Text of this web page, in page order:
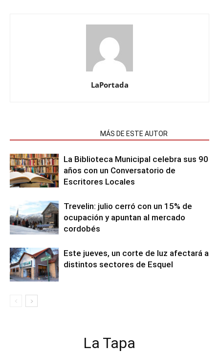
LaPortada
MÁS DE ESTE AUTOR
La Biblioteca Municipal celebra sus 90
años con un Conversatorio de
Escritores Locales
Trevelin: julio cerró con un 15% de
ocupación y apuntan al mercado
cordobés
Este jueves, un corte de luz afectará a
distintos sectores de Esquel
La Tapa